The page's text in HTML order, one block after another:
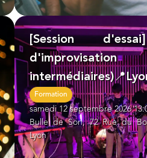
[Session
d'improvisation
Formation
samedi 12 septembre 2026
Bulle de Son, 72 Rue du
Lyon